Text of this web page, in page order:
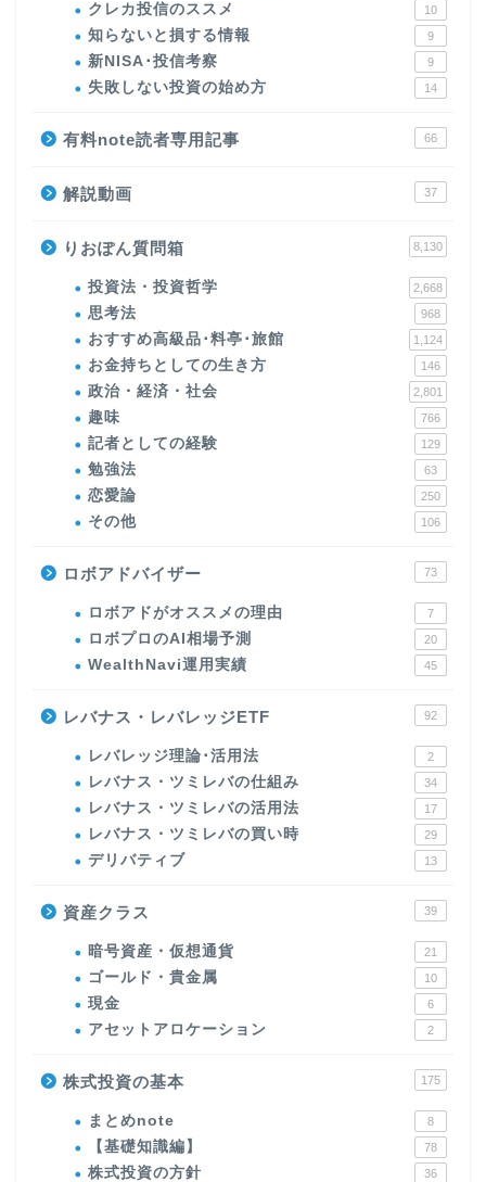
クレカ投信のススメ 10
知らないと損する情報 9
新NISA･投信考察 9
失敗しない投資の始め方 14
有料note読者専用記事 66
解説動画 37
りおぽん質問箱 8,130
投資法・投資哲学 2,668
思考法 968
おすすめ高級品･料亭･旅館 1,124
お金持ちとしての生き方 146
政治・経済・社会 2,801
趣味 766
記者としての経験 129
勉強法 63
恋愛論 250
その他 106
ロボアドバイザー 73
ロボアドがオススメの理由 7
ロボプロのAI相場予測 20
WealthNavi運用実績 45
レバナス・レバレッジETF 92
レバレッジ理論･活用法 2
レバナス・ツミレバの仕組み 34
レバナス・ツミレバの活用法 17
レバナス・ツミレバの買い時 29
デリバティブ 13
資産クラス 39
暗号資産・仮想通貨 21
ゴールド・貴金属 10
現金 6
アセットアロケーション 2
株式投資の基本 175
まとめnote 8
【基礎知識編】 78
株式投資の方針 36